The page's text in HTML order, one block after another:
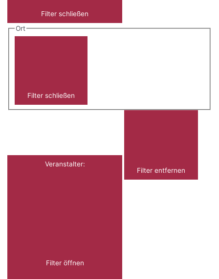
Filter schließen
Ort
Filter schließen
Veranstalter:
Filter öffnen
Filter entfernen